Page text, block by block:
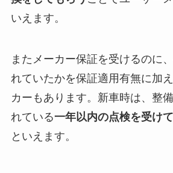
いえます。
またメーカー保証を受けるのに
れていたかを保証適用有無に加
カーもあります。新車時は、整
れている一年以内の点検を受け
といえます。